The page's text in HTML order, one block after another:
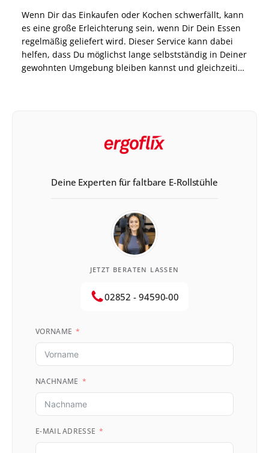
Wenn Dir das Einkaufen oder Kochen schwerfällt, kann
es eine große Erleichterung sein, wenn Dir Dein Essen
regelmäßig geliefert wird. Dieser Service kann dabei
helfen, dass Du möglichst lange selbstständig in Deiner
gewohnten Umgebung bleiben kannst und gleichzeitig
Deine Experten für faltbare E-Rollstühle
JETZT BERATEN LASSEN
02852 - 94590-00
VORNAME
NACHNAME
E-MAIL ADRESSE